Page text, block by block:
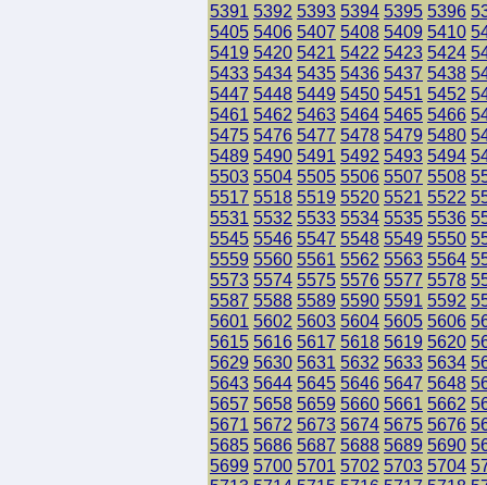
5391 5392 5393 5394 5395 5396
5405 5406 5407 5408 5409 5410
5419 5420 5421 5422 5423 5424
5433 5434 5435 5436 5437 5438
5447 5448 5449 5450 5451 5452
5461 5462 5463 5464 5465 5466
5475 5476 5477 5478 5479 5480
5489 5490 5491 5492 5493 5494
5503 5504 5505 5506 5507 5508
5517 5518 5519 5520 5521 5522
5531 5532 5533 5534 5535 5536
5545 5546 5547 5548 5549 5550
5559 5560 5561 5562 5563 5564
5573 5574 5575 5576 5577 5578
5587 5588 5589 5590 5591 5592
5601 5602 5603 5604 5605 5606
5615 5616 5617 5618 5619 5620
5629 5630 5631 5632 5633 5634
5643 5644 5645 5646 5647 5648
5657 5658 5659 5660 5661 5662
5671 5672 5673 5674 5675 5676
5685 5686 5687 5688 5689 5690
5699 5700 5701 5702 5703 5704